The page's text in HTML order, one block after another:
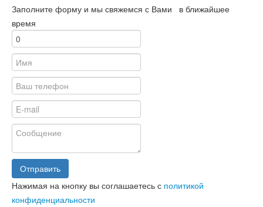
Заполните форму и мы свяжемся с Вами в ближайшее
время
Отправить
Нажимая на кнопку вы соглашаетесь с политикой
конфиденциальности